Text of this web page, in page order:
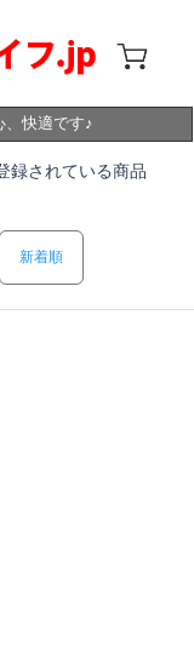
、快適です♪
録されている商品
新着順